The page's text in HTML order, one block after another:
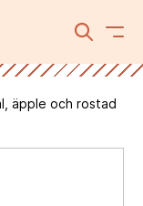
äpple och rostad